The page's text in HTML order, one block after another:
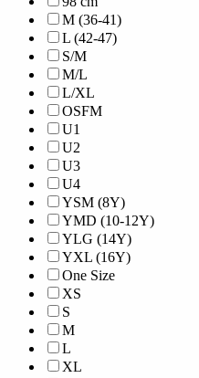
M (36-41)
L (42-47)
S/M
M/L
L/XL
OSFM
U1
U2
U3
U4
YSM (8Y)
YMD (10-12Y)
YLG (14Y)
YXL (16Y)
One Size
XS
S
M
L
XL